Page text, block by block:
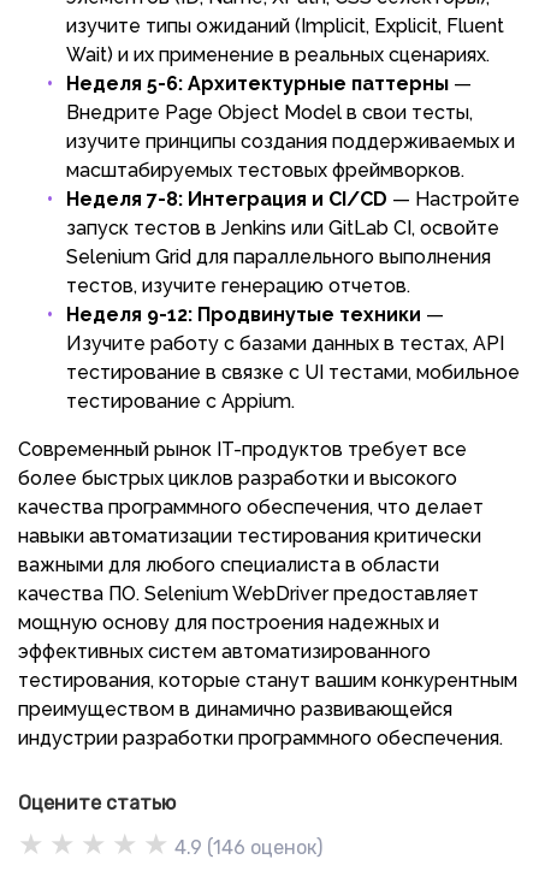
изучите типы ожиданий (Implicit, Explicit, Fluent
Wait) и их применение в реальных сценариях.
Неделя 5-6: Архитектурные паттерны —
Внедрите Page Object Model в свои тесты,
изучите принципы создания поддерживаемых и
масштабируемых тестовых фреймворков.
Неделя 7-8: Интеграция и CI/CD — Настройте
запуск тестов в Jenkins или GitLab CI, освойте
Selenium Grid для параллельного выполнения
тестов, изучите генерацию отчетов.
Неделя 9-12: Продвинутые техники —
Изучите работу с базами данных в тестах, API
тестирование в связке с UI тестами, мобильное
тестирование с Appium.
Современный рынок IT-продуктов требует все
более быстрых циклов разработки и высокого
качества программного обеспечения, что делает
навыки автоматизации тестирования критически
важными для любого специалиста в области
качества ПО. Selenium WebDriver предоставляет
мощную основу для построения надежных и
эффективных систем автоматизированного
тестирования, которые станут вашим конкурентным
преимуществом в динамично развивающейся
индустрии разработки программного обеспечения.
Оцените статью
★ ★ ★ ★ ★ 4.9 (146 оценок)